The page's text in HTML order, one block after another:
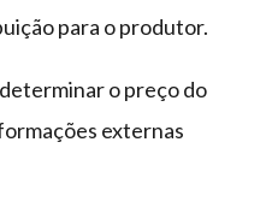
para o produtor.
o preço do
externas